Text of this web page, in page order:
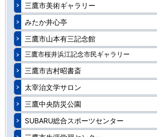
三鷹市美術ギャラリー
みたか井心亭
三鷹市山本有三記念館
三鷹市桜井浜江記念市民ギャラリー
三鷹市吉村昭書斎
太宰治文学サロン
三鷹中央防災公園
SUBARU総合スポーツセンター